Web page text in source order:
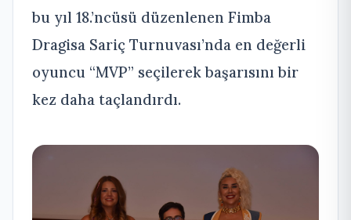
bu yıl 18.’ncüsü düzenlenen Fimba
Dragisa Sariç Turnuvası’nda en değerli
oyuncu “MVP” seçilerek başarısını bir
kez daha taçlandırdı.